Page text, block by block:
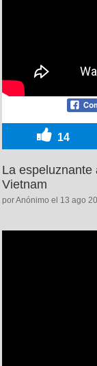
14
La
Vietnam
por Anónimo el 13 ago